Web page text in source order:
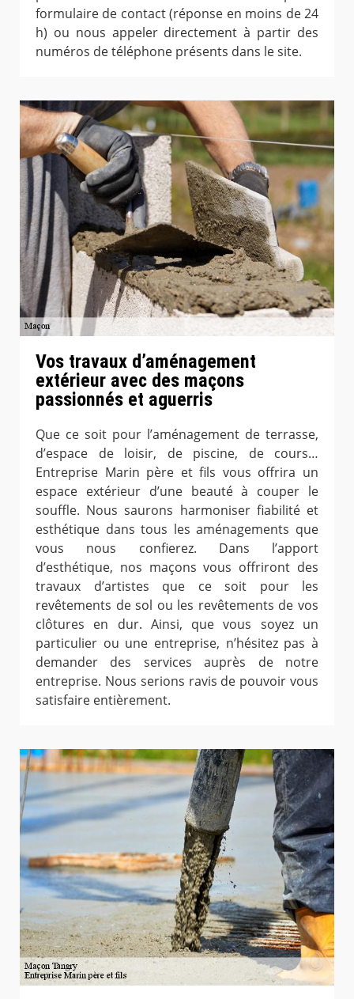
formulaire de contact (réponse en moins de 24
h) ou nous appeler directement à partir des
numéros de téléphone présents dans le site.
Vos travaux d’aménagement
extérieur avec des maçons
passionnés et aguerris
Que ce soit pour l’aménagement de terrasse,
d’espace de loisir, de piscine, de cours…
Entreprise Marin père et fils vous offrira un
espace extérieur d’une beauté à couper le
souffle. Nous saurons harmoniser fiabilité et
esthétique dans tous les aménagements que
vous nous confierez. Dans l’apport
d’esthétique, nos maçons vous offriront des
travaux d’artistes que ce soit pour les
revêtements de sol ou les revêtements de vos
clôtures en dur. Ainsi, que vous soyez un
particulier ou une entreprise, n’hésitez pas à
demander des services auprès de notre
entreprise. Nous serions ravis de pouvoir vous
satisfaire entièrement.